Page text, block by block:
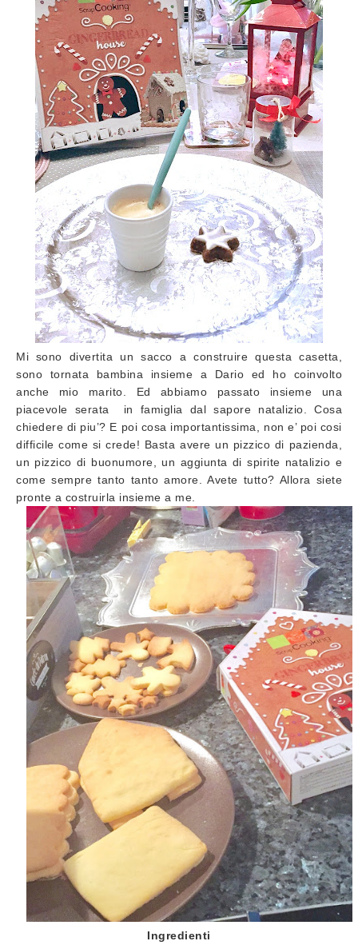
Mi sono divertita un sacco a construire questa casetta,
sono tornata bambina insieme a Dario ed ho coinvolto
anche mio marito. Ed abbiamo passato insieme una
piacevole serata in famiglia dal sapore natalizio. Cosa
chiedere di piu’? E poi cosa importantissima, non e’ poi cosi
difficile come si crede! Basta avere un pizzico di pazienda,
un pizzico di buonumore, un aggiunta di spirite natalizio e
come sempre tanto tanto amore. Avete tutto? Allora siete
pronte a costruirla insieme a me.
Ingredienti